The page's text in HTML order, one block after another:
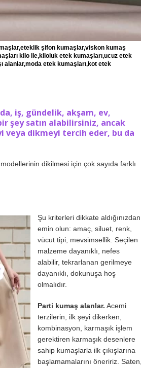
şifon kumaşlar,viskon kumaş
kilo ile,kiloluk etek kumaşları,ucuz etek
alanlar,moda etek kumaşları,kot etek
iş, gündelik, akşam, ev,
şey satın alabilirsiniz, ancak
veya dikmeyi tercih eder, bu da
dikilmesi için çok sayıda farklı
Şu kriterleri dikkate aldığınızdan
emin olun: amaç, siluet, renk,
vücut tipi, mevsimsellik. Seçilen
malzeme dayanıklı, nefes
alabilir, tekrarlanan gerilmeye
dayanıklı, dokunuşa hoş
olmalıdır.
Parti kumaş alanlar. Acemi
terzilerin, ilk şeyi dikerken,
kombinasyon, karmaşık işlem
gerektiren karmaşık desenlere
sahip kumaşlarla ilk çıkışlarına
başlamamalarını öneririz. Saten,